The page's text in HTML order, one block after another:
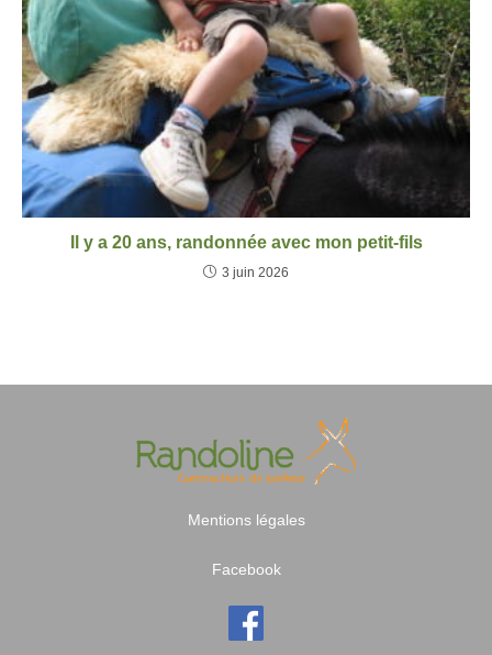
Il y a 20 ans, randonnée avec mon petit-fils
3 juin 2026
Mentions légales
Facebook